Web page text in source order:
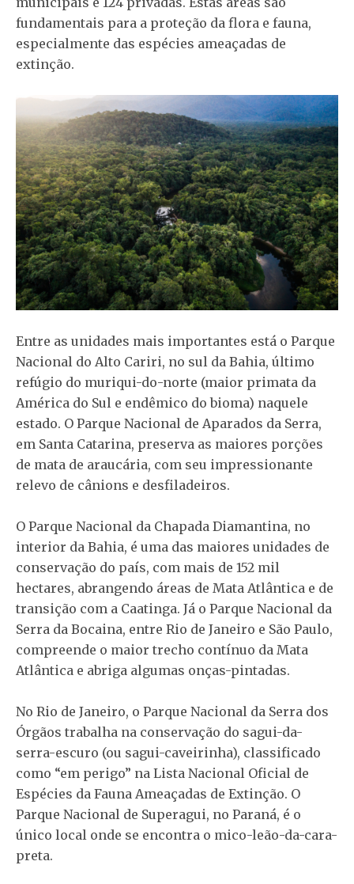
fundamentais para a proteção da flora e fauna,
especialmente das espécies ameaçadas de
extinção.
Entre as unidades mais importantes está o Parque
Nacional do Alto Cariri, no sul da Bahia, último
refúgio do muriqui-do-norte (maior primata da
América do Sul e endêmico do bioma) naquele
estado. O Parque Nacional de Aparados da Serra,
em Santa Catarina, preserva as maiores porções
de mata de araucária, com seu impressionante
relevo de cânions e desfiladeiros.
O Parque Nacional da Chapada Diamantina, no
interior da Bahia, é uma das maiores unidades de
conservação do país, com mais de 152 mil
hectares, abrangendo áreas de Mata Atlântica e de
transição com a Caatinga. Já o Parque Nacional da
Serra da Bocaina, entre Rio de Janeiro e São Paulo,
compreende o maior trecho contínuo da Mata
Atlântica e abriga algumas onças-pintadas.
No Rio de Janeiro, o Parque Nacional da Serra dos
Órgãos trabalha na conservação do sagui-da-
serra-escuro (ou sagui-caveirinha), classificado
como “em perigo” na Lista Nacional Oficial de
Espécies da Fauna Ameaçadas de Extinção. O
Parque Nacional de Superagui, no Paraná, é o
único local onde se encontra o mico-leão-da-cara-
preta.